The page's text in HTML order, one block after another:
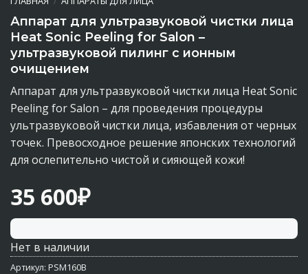
Аппарат для ультразвуковой чистки лица
Heat Sonic Peeling for Salon –
ультразвуковой пилинг с ионным
очищением
Аппарат для ультразвуковой чистки лица Heat Sonic
Peeling for Salon – для проведения процедуры
ультразвуковой чистки лица, избавления от черных
точек. Превосходное решение японских технологий
для ослепительно чистой и сияющей кожи!
35 600₽
Нет в наличии
Артикул: PSM160B